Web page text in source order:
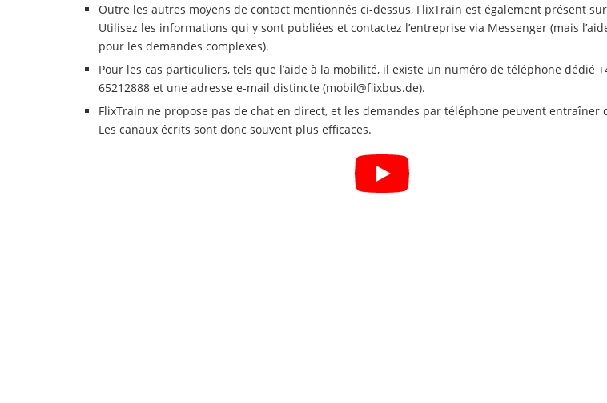
Outre les autres moyens de contact mentionnés ci-dessus, FlixTrain est également présent sur
Utilisez les informations qui y sont publiées et contactez l’entreprise via Messenger (mais
pour les demandes complexes).
Pour les cas particuliers, tels que l’aide à la mobilité, il existe un numéro de téléphone dédié
65212888 et une adresse e-mail distincte (mobil@flixbus.de).
FlixTrain ne propose pas de chat en direct, et les demandes par téléphone peuvent entraîner
Les canaux écrits sont donc souvent plus efficaces.